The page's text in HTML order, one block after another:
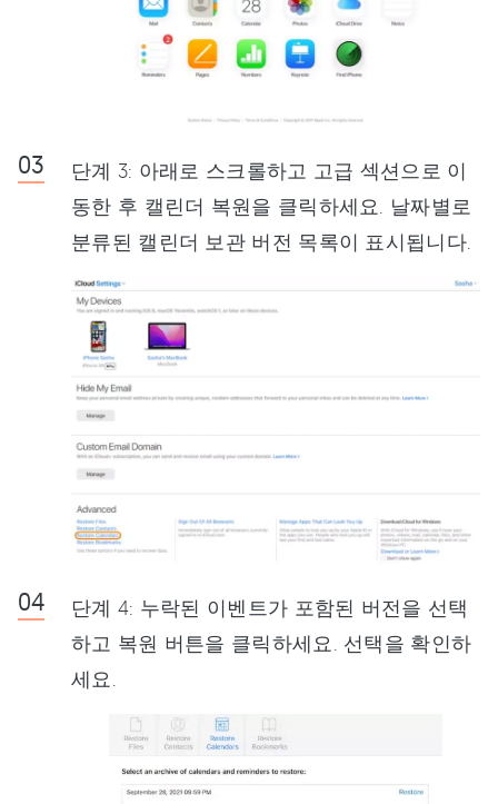
단계 3: 아래로 스크롤하고 고급 섹션으로 이
동한 후 캘린더 복원을 클릭하세요. 날짜별로
분류된 캘린더 보관 버전 목록이 표시됩니다.
단계 4: 누락된 이벤트가 포함된 버전을 선택
하고 복원 버튼을 클릭하세요. 선택을 확인하
세요.